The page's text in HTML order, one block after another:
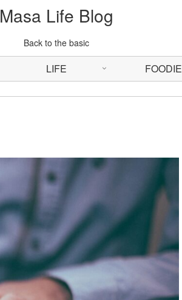
Masa Life Blog
Back to the basic
LIFE FOODIE